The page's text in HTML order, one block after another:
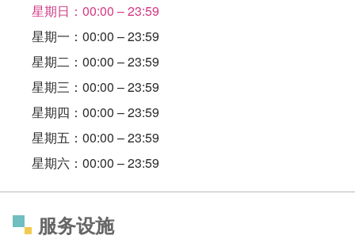
星期日：00:00 – 23:59
星期一：00:00 – 23:59
星期二：00:00 – 23:59
星期三：00:00 – 23:59
星期四：00:00 – 23:59
星期五：00:00 – 23:59
星期六：00:00 – 23:59
服务设施